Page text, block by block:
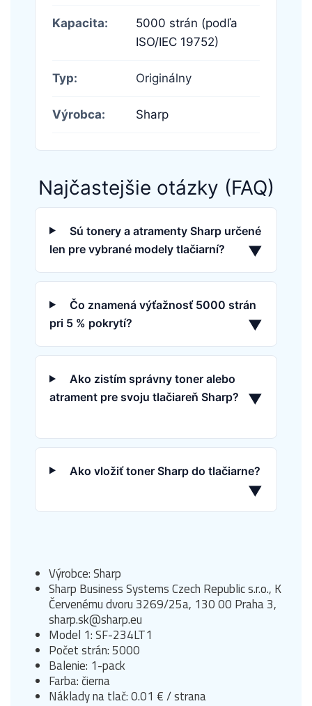
Kapacita:
5000 strán (podľa
ISO/IEC 19752)
Typ: Originálny
Výrobca: Sharp
Najčastejšie otázky (FAQ)
Sú tonery a atramenty Sharp určené
len pre vybrané modely tlačiarní?
▼
Čo znamená výťažnosť 5000 strán
pri 5 % pokrytí?
▼
Ako zistím správny toner alebo
atrament pre svoju tlačiareň Sharp?
▼
Ako vložiť toner Sharp do tlačiarne?
▼
Výrobce: Sharp
Sharp Business Systems Czech Republic s.r.o., K
Červenému dvoru 3269/25a, 130 00 Praha 3,
sharp.sk@sharp.eu
Model 1: SF-234LT1
Počet strán: 5000
Balenie: 1-pack
Farba: čierna
Náklady na tlač: 0.01 € / strana